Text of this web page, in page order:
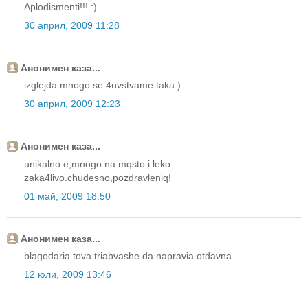
Aplodismenti!!! :)
30 април, 2009 11:28
Анонимен каза...
izglejda mnogo se 4uvstvame taka:)
30 април, 2009 12:23
Анонимен каза...
unikalno e,mnogo na mqsto i leko
zaka4livo.chudesno,pozdravleniq!
01 май, 2009 18:50
Анонимен каза...
blagodaria tova triabvashe da napravia otdavna
12 юли, 2009 13:46